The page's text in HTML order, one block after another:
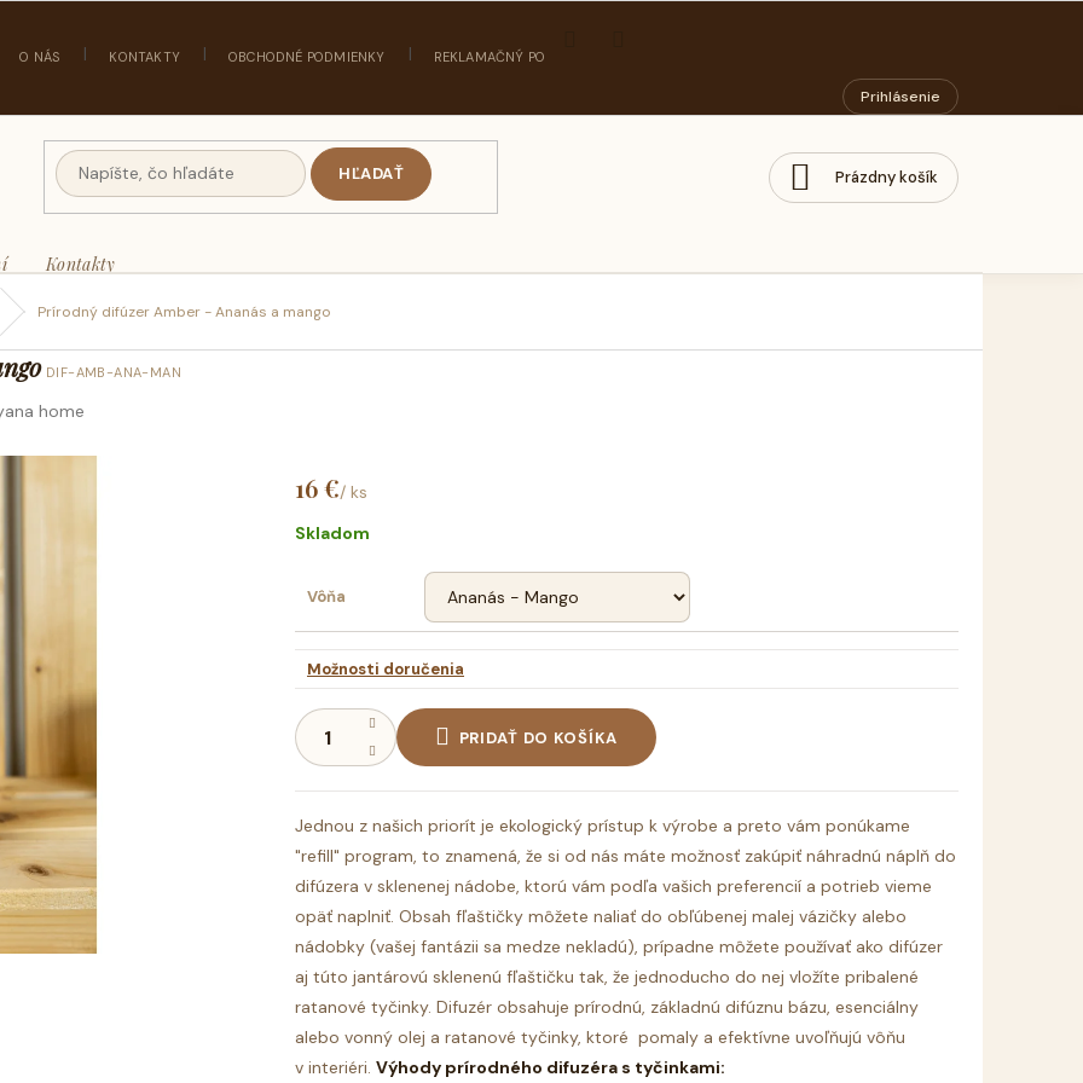
O NÁS KONTAKTY OBCHODNÉ PODMIENKY REKLAMAČNÝ PORIADOK
Prihlásenie
HĽADAŤ
NÁKUPNÝ
Prázdny košík
Kontakty
Prírodný difúzer Amber - Ananás a mango
DIF-AMB-ANA-MAN
home
16 €/ ks
cena:
Skladom
Vôňa
Možnosti doručenia
PRIDAŤ DO KOŠÍKA
Jednou z našich priorít je ekologický prístup k výrobe a preto vám ponúkame
"refill" program, to znamená, že si od nás máte možnosť zakúpiť náhradnú náplň do
difúzera v sklenenej nádobe, ktorú vám podľa vašich preferencií a potrieb vieme
opäť naplniť. Obsah fľaštičky môžete naliať do obľúbenej malej vázičky alebo
nádobky (vašej fantázii sa medze nekladú), prípadne môžete používať ako difúzer
aj túto jantárovú sklenenú fľaštičku tak, že jednoducho do nej vložíte pribalené
ratanové tyčinky. Difuzér obsahuje prírodnú, základnú difúznu bázu, esenciálny
alebo vonný olej a ratanové tyčinky, ktoré pomaly a efektívne uvoľňujú vôňu
v interiéri. Výhody prírodného difuzéra s tyčinkami: